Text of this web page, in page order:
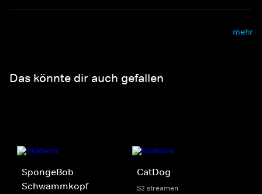
mehr
Das könnte dir auch gefallen
SpongeBob
Schwammkopf
CatDog
S2 streamen